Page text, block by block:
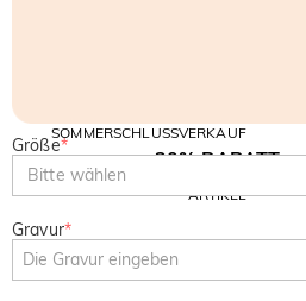
SOMMERSCHLUSSVERKAUF
10% RABATT
AUF ALLES
30% RABATT
ARTIKEL
Größe*
Bitte wählen
Gravur*